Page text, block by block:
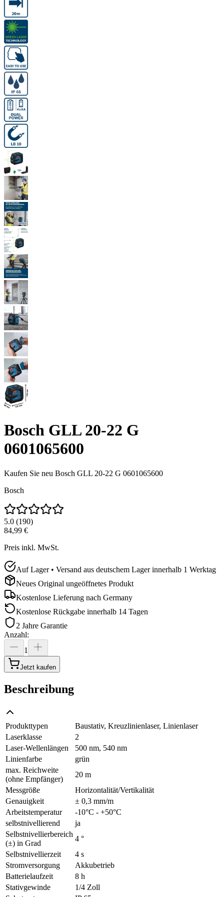
Bosch GLL 20-22 G
0601065600
Kaufen Sie neu Bosch GLL 20-22 G 0601065600
Bosch
5.0 (190)
84,99 €
Preis inkl. MwSt.
Auf Lager • Versand aus deutschem Lager innerhalb 1 Werktag
Neues Original ungeöffnetes Produkt
Kostenlose Lieferung nach Germany
Kostenlose Rückgabe innerhalb 14 Tagen
2 Jahre Garantie
Anzahl:
1
Jetzt kaufen
Beschreibung
Produkttypen
Baustativ, Kreuzlinienlaser, Linienlaser
Laserklasse
2
Laser-Wellenlängen
500 nm, 540 nm
Linienfarbe
grün
max. Reichweite
(ohne Empfänger)
20 m
Messgröße
Horizontalität/Vertikalität
Genauigkeit
± 0,3 mm/m
Arbeitstemperatur
-10°C - +50°C
selbstnivellierend
ja
Selbstnivellierbereich
(±) in Grad
4 °
Selbstnivellierzeit
4 s
Stromversorgung
Akkubetrieb
Batterielaufzeit
8 h
Stativgewinde
1/4 Zoll